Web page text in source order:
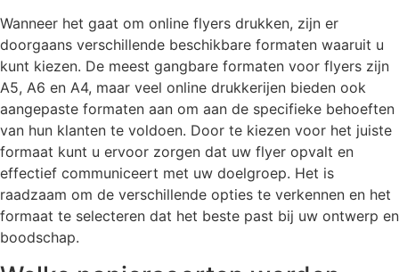
Wanneer het gaat om online flyers drukken, zijn er
doorgaans verschillende beschikbare formaten waaruit u
kunt kiezen. De meest gangbare formaten voor flyers zijn
A5, A6 en A4, maar veel online drukkerijen bieden ook
aangepaste formaten aan om aan de specifieke behoeften
van hun klanten te voldoen. Door te kiezen voor het juiste
formaat kunt u ervoor zorgen dat uw flyer opvalt en
effectief communiceert met uw doelgroep. Het is
raadzaam om de verschillende opties te verkennen en het
formaat te selecteren dat het beste past bij uw ontwerp en
boodschap.